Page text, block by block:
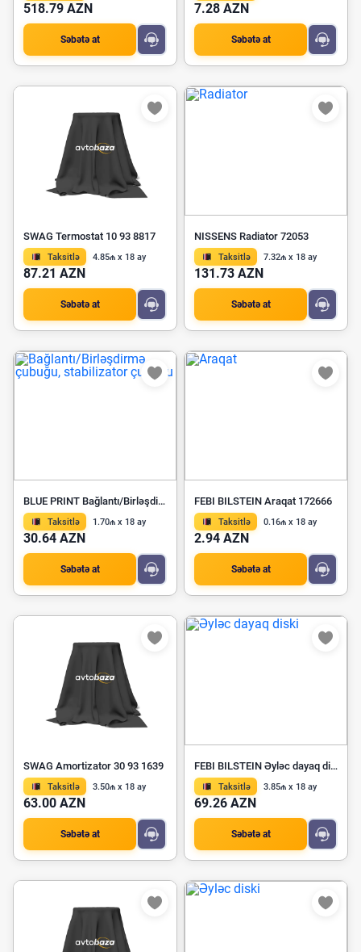
518.79 AZN
Səbətə at
7.28 AZN
Səbətə at
SWAG Termostat 10 93 8817
Taksitlə 4.85₼ x 18 ay
87.21 AZN
Səbətə at
NISSENS Radiator 72053
Taksitlə 7.32₼ x 18 ay
131.73 AZN
Səbətə at
BLUE PRINT Bağlantı/Birləşdirmə çubuğu, stabilizator çubuğu ADC48555
Taksitlə 1.70₼ x 18 ay
30.64 AZN
Səbətə at
FEBI BILSTEIN Araqat 172666
Taksitlə 0.16₼ x 18 ay
2.94 AZN
Səbətə at
SWAG Amortizator 30 93 1639
Taksitlə 3.50₼ x 18 ay
63.00 AZN
Səbətə at
FEBI BILSTEIN Əyləc dayaq diski 08138
Taksitlə 3.85₼ x 18 ay
69.26 AZN
Səbətə at